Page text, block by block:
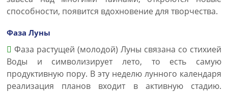
способности, появится вдохновение для творчества.
Фаза Луны
Фаза растущей (молодой) Луны связана со стихией
Воды и символизирует лето, то есть самую
продуктивную пору. В эту неделю лунного календаря
реализация планов входит в активную стадию.